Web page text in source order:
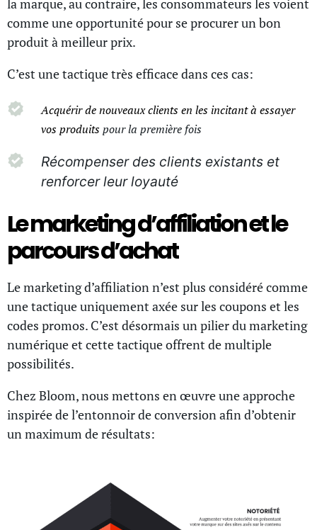
la marque, au contraire, les consommateurs les voient
comme une opportunité pour se procurer un bon
produit à meilleur prix.
C’est une tactique très efficace dans ces cas:
Acquérir de nouveaux clients en les incitant à essayer
vos produitspour la première fois
Récompenser des clients existants et
renforcer leur loyauté
Le marketing d’affiliation et le
parcours d’achat
Le marketing d’affiliation n’est plus considéré comme
une tactique uniquement axée sur les coupons et les
codes promos. C’est désormais un pilier du marketing
numérique et cette tactique offrent de multiple
possibilités.
Chez Bloom, nous mettons en œuvre une approche
inspirée de l’entonnoir de conversion afin d’obtenir
un maximum de résultats: